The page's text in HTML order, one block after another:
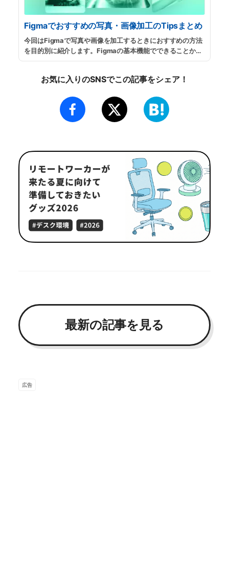
Figmaでおすすめの写真・画像加工のTipsまとめ
今回はFigmaで写真や画像を加工するときにおすすめの方法
を目的別に紹介します。Figmaの基本機能でできることから
無料のプラグインを使用する方法など、当サイトでも人気の
続きを読む
お気に入りのSNSでこの記事をシェア！
最新の記事を見る
広告